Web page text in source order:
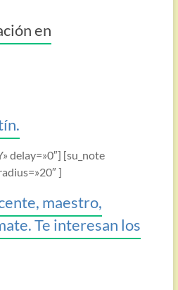
en
delay=»0″] [su_note
]
maestro,
Te interesan los